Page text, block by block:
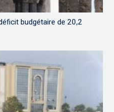
budgétaire de 20,2